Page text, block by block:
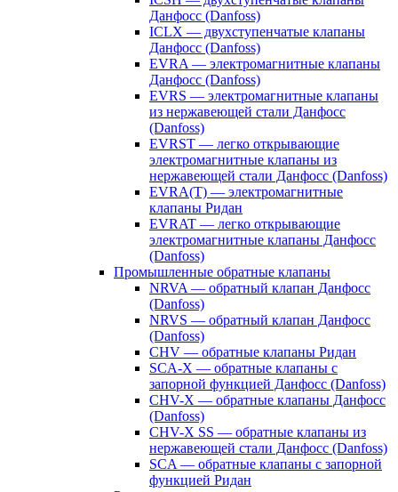
Данфосс (Danfoss)
ICLX — двухступенчатые клапаны
Данфосс (Danfoss)
EVRA — электромагнитные клапаны
Данфосс (Danfoss)
EVRS — электромагнитные клапаны
из нержавеющей стали Данфосс
(Danfoss)
EVRST — легко открывающие
электромагнитные клапаны из
нержавеющей стали Данфосс (Danfoss)
EVRA(T) — электромагнитные
клапаны Ридан
EVRAT — легко открывающие
электромагнитные клапаны Данфосс
(Danfoss)
Промышленные обратные клапаны
NRVA — обратный клапан Данфосс
(Danfoss)
NRVS — обратный клапан Данфосс
(Danfoss)
CHV — обратные клапаны Ридан
SCA-X — обратные клапаны с
запорной функцией Данфосс (Danfoss)
CHV-X — обратные клапаны Данфосс
(Danfoss)
CHV-X SS — обратные клапаны из
нержавеющей стали Данфосс (Danfoss)
SCA — обратные клапаны с запорной
функцией Ридан